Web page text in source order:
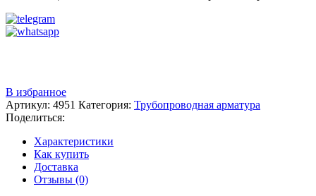
В избранное
Артикул: 4951 Категория: Трубопроводная арматура
Поделиться:
Характеристики
Как купить
Доставка
Отзывы (0)